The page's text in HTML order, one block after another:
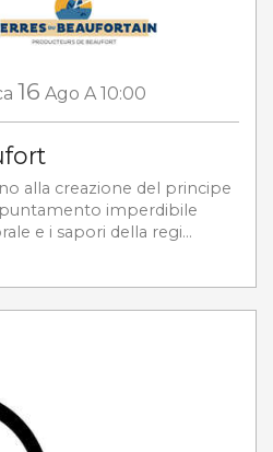
16 Ago A 10:00
alla creazione del principe
imperdibile
e i sapori della regi...